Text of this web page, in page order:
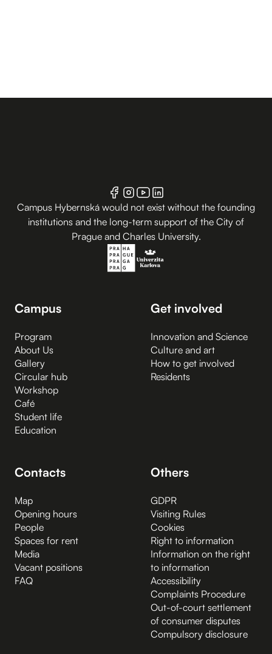
Campus Hybernská would not exist without the founding
institutions and the long-term support of the City of
Prague and Charles University.
Campus
Program
About Us
Gallery
Circular hub
Workshop
Café
Student life
Education
Get involved
Innovation and Science
Culture and art
How to get involved
Residents
Contacts
Map
Opening hours
People
Spaces for rent
Media
Vacant positions
FAQ
Others
GDPR
Visiting Rules
Cookies
Right to information
Information on the right
to information
Accessibility
Complaints Procedure
Out-of-court settlement
of consumer disputes
Compulsory disclosure